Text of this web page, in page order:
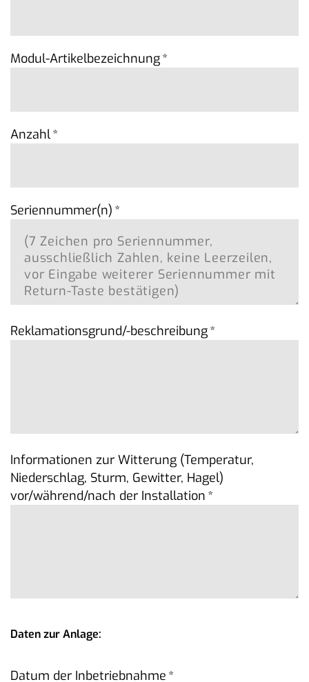
Modul-Artikelbezeichnung*
Anzahl*
Seriennummer(n) *
Reklamationsgrund/-beschreibung*
Informationen zur Witterung (Temperatur,
Niederschlag, Sturm, Gewitter, Hagel)
vor/während/nach der Installation *
Daten zur Anlage:
Datum der Inbetriebnahme *